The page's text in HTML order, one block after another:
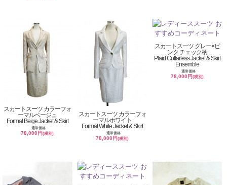
スカートスーツ カラーフォ
ーマルベージュ
Formal Beige Jacket & Skirt
通常価格
78,000円(税別)
スカートスーツ カラーフォ
ーマルホワイト
Formal White Jacket & Skirt
通常価格
78,000円(税別)
スカートスーツ グレー×ピ
ンク チェック柄
Plaid Collarless Jacket & Skirt
Ensemble
通常価格
78,000円(税別)